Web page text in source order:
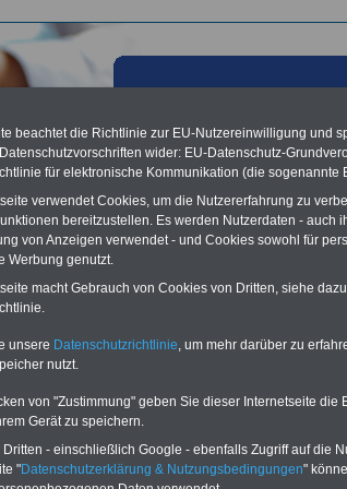
aus der öffentlichen Verwaltung:
Dienst; 08.12.2013
Vorteile für den
öffentlichen Dienst
und sparen:
Vergleich Gesetzliche
-
beachtet die Richtlinie zur EU-Nutzereinwilligung und
wider: EU-Datenschutz-
für elektronische Kommunikation (die sogenannte
verwendet Cookies, um die Nutzererfahrung zu
bereitzustellen. Es werden Nutzerdaten - auch
von Anzeigen verwendet - und Cookies sowohl für
Werbung genutzt.
macht Gebrauch von Cookies von Dritten, siehe
unsere Datenschutzrichtlinie, um mehr darüber zu
nutzt.
von "Zustimmung" geben Sie dieser Internetseite die
Gerät zu speichern.
- einschließlich Google - ebenfalls Zugriff auf die
"Datenschutzerklärung & Nutzungsbedingungen"